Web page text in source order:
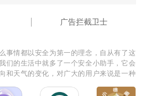
广告拦截卫士
事情都以安全为第一的理念，自从有了这
们的生活中就多了一个安全小助手，它会
和天气的变化，对广大的用户来说是一种